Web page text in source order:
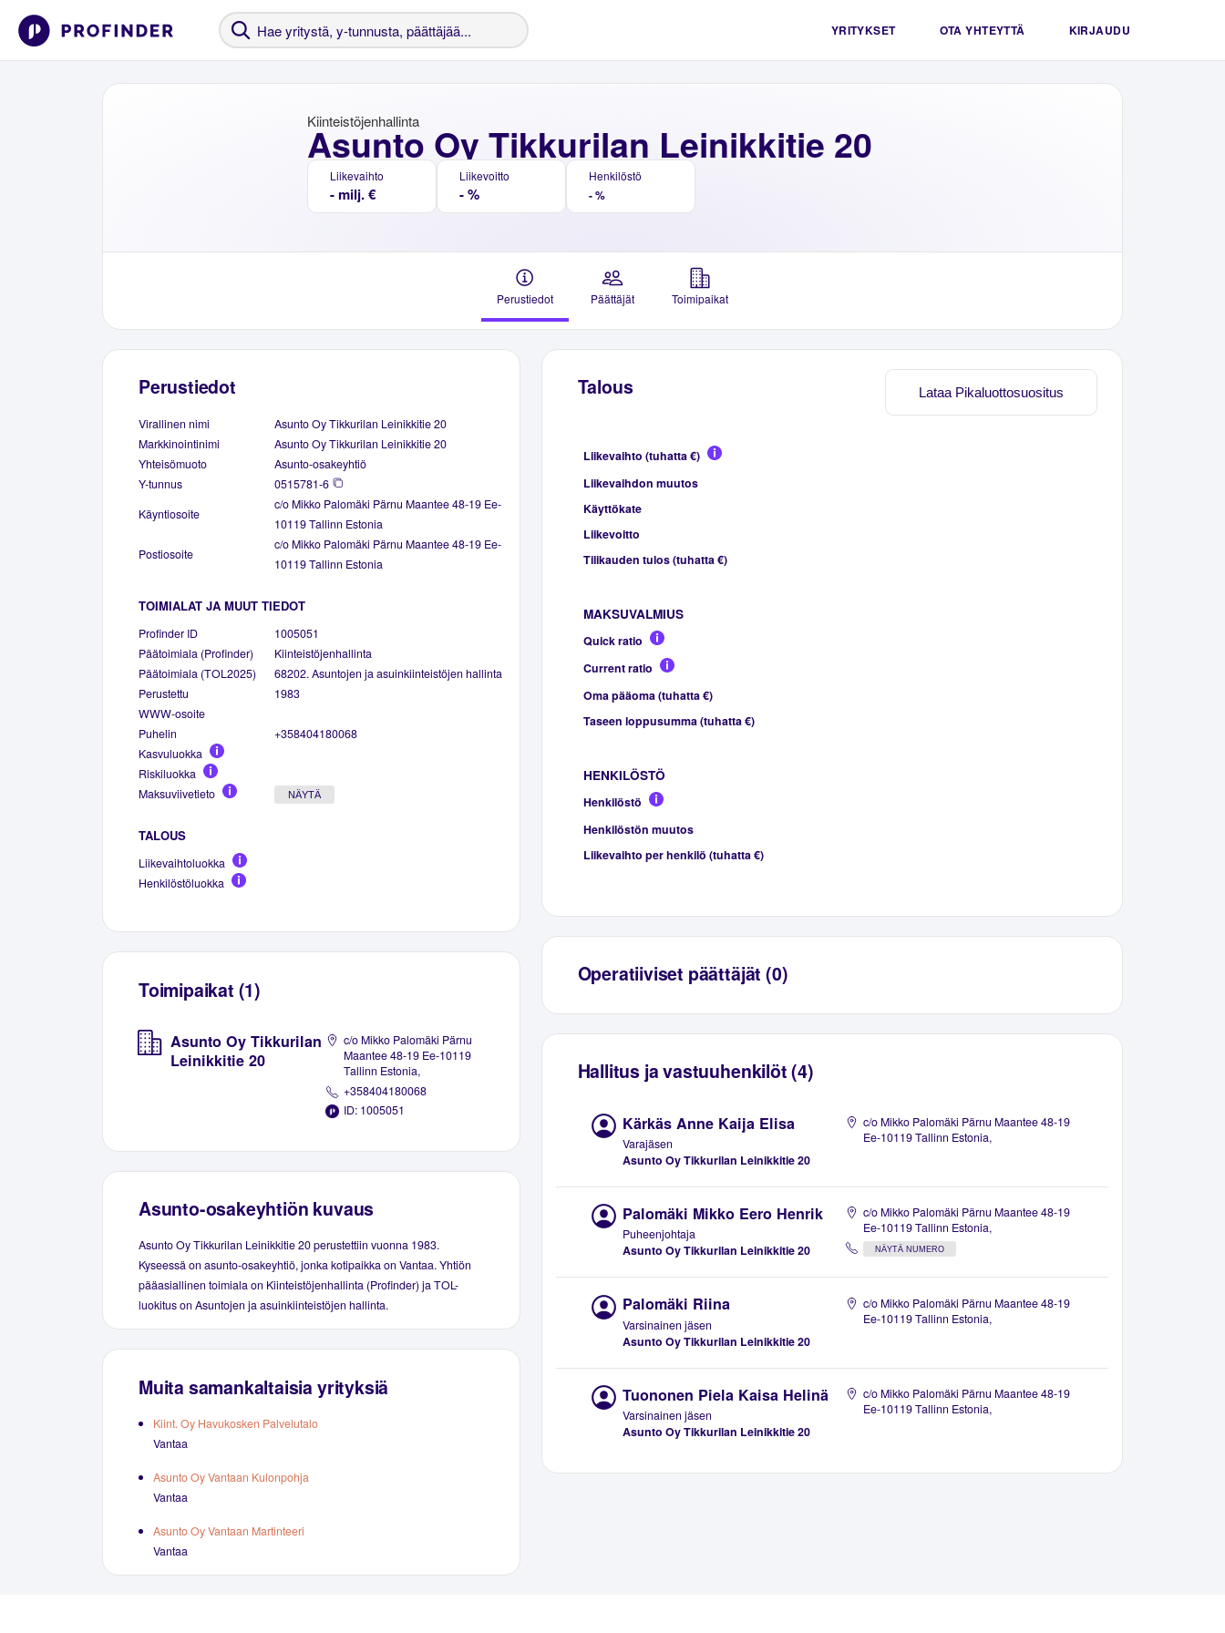
YRITYKSET OTA YHTEYTTÄ KIRJAUDU
Asunto Oy Tikkurilan Leinikkitie 20
Kiinteistöjenhallinta
Liikevaihto
- milj. €
Liikevoitto
- %
Henkilöstö
- %
Perustiedot Päättäjät Toimipaikat
Perustiedot
Virallinen nimi
Asunto Oy Tikkurilan Leinikkitie 20
Markkinointinimi
Asunto Oy Tikkurilan Leinikkitie 20
Yhteisömuoto
Asunto-osakeyhtiö
Y-tunnus
0515781-6
Käyntiosoite
c/o Mikko Palomäki Pärnu Maantee 48-19 Ee-
10119 Tallinn Estonia
Postiosoite
c/o Mikko Palomäki Pärnu Maantee 48-19 Ee-
10119 Tallinn Estonia
TOIMIALAT JA MUUT TIEDOT
Profinder ID
1005051
Päätoimiala (Profinder)
Kiinteistöjenhallinta
Päätoimiala (TOL2025)
68202. Asuntojen ja asuinkiinteistöjen hallinta
Perustettu
1983
WWW-osoite
Puhelin
+358404180068
Kasvuluokka
Riskiluokka
Maksuviivetieto
NÄYTÄ
TALOUS
Liikevaihtoluokka
Henkilöstöluokka
Toimipaikat (1)
Asunto Oy Tikkurilan
Leinikkitie 20
c/o Mikko Palomäki Pärnu
Maantee 48-19 Ee-10119
Tallinn Estonia,
+358404180068
ID: 1005051
Asunto-osakeyhtiön kuvaus
Asunto Oy Tikkurilan Leinikkitie 20 perustettiin vuonna 1983.
Kyseessä on asunto-osakeyhtiö, jonka kotipaikka on Vantaa. Yhtiön
pääasiallinen toimiala on Kiinteistöjenhallinta (Profinder) ja TOL-
luokitus on Asuntojen ja asuinkiinteistöjen hallinta.
Muita samankaltaisia yrityksiä
Kiint. Oy Havukosken Palvelutalo
Vantaa
Asunto Oy Vantaan Kulonpohja
Vantaa
Asunto Oy Vantaan Martinteeri
Vantaa
Lataa Pikaluottosuositus
Talous
Liikevaihto (tuhatta €)
Liikevaihdon muutos
Käyttökate
Liikevoitto
Tilikauden tulos (tuhatta €)
MAKSUVALMIUS
Quick ratio
Current ratio
Oma pääoma (tuhatta €)
Taseen loppusumma (tuhatta €)
HENKILÖSTÖ
Henkilöstö
Henkilöstön muutos
Liikevaihto per henkilö (tuhatta €)
Operatiiviset päättäjät (0)
Hallitus ja vastuuhenkilöt (4)
Kärkäs Anne Kaija Elisa
Varajäsen
Asunto Oy Tikkurilan Leinikkitie 20
c/o Mikko Palomäki Pärnu Maantee 48-19
Ee-10119 Tallinn Estonia,
Palomäki Mikko Eero Henrik
Puheenjohtaja
Asunto Oy Tikkurilan Leinikkitie 20
c/o Mikko Palomäki Pärnu Maantee 48-19
Ee-10119 Tallinn Estonia,
NÄYTÄ NUMERO
Palomäki Riina
Varsinainen jäsen
Asunto Oy Tikkurilan Leinikkitie 20
c/o Mikko Palomäki Pärnu Maantee 48-19
Ee-10119 Tallinn Estonia,
Tuononen Piela Kaisa Helinä
Varsinainen jäsen
Asunto Oy Tikkurilan Leinikkitie 20
c/o Mikko Palomäki Pärnu Maantee 48-19
Ee-10119 Tallinn Estonia,